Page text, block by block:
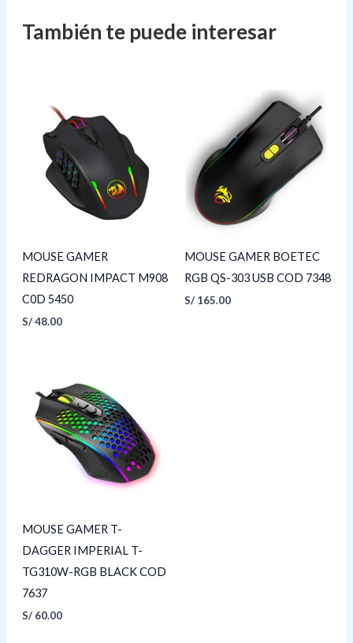
MOUSE GAMER
REDRAGON IMPACT M908
C0D 5450
S/48.00
MOUSE GAMER BOETEC
RGB QS-303 USB COD 7348
S/ 165.00
MOUSE GAMER T-
DAGGER IMPERIAL T-
TG310W-RGB BLACK COD
7637
S/60.00